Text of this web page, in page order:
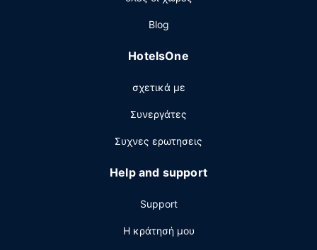
Blog
HotelsOne
σχετικά με
Συνεργάτες
Συχνες ερωτησεις
Help and support
Support
Η κράτησή μου